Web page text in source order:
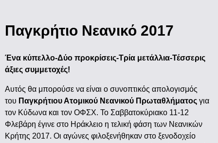
Παγκρήτιο Νεανικό 2017
Ένα κύπελλο-Δύο προκρίσεις-Τρία μετάλλια-Τέσσερις
άξιες συμμετοχές!
Αυτός θα μπορούσε να είναι ο συνοπτικός απολογισμός
του Παγκρήτιου Ατομικού Νεανικού Πρωταθλήματος για
τον Κύδωνα και τον ΟΦΣΧ. Το Σαββατοκύριακο 11-12
Φλεβάρη έγινε στο Ηράκλειο η τελική φάση των Νεανικών
Κρήτης 2017. Οι αγώνες φιλοξενήθηκαν στο ξενοδοχείο